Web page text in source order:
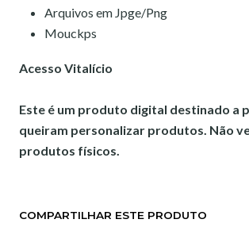
Arquivos em Jpge/Png
Mouckps
Acesso Vitalício
Este é um produto digital destinado a
queiram personalizar produtos. Não
produtos físicos.
COMPARTILHAR ESTE PRODUTO